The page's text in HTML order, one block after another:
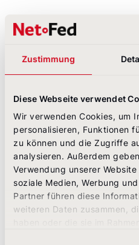
Zustimmung
Diese Webseite verwendet
Wir verwenden Cookies, um
personalisieren, Funktionen
zu können und die Zugriffe
analysieren. Außerdem
Verwendung unserer
soziale Medien, Werbung
Partner führen diese
weiteren Daten zusammen,
interessieren
Krisenkommunikation
3. August 2026 | Christian Berens
Krisenkommunikation
der Plan im Ernstfall